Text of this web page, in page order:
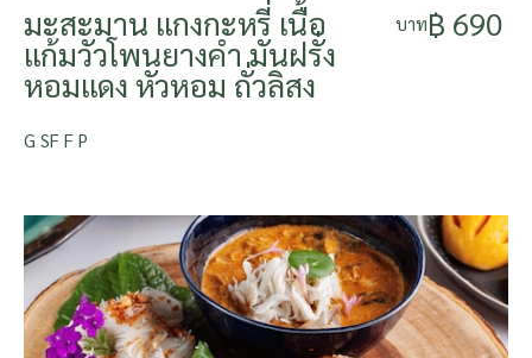
มะสะมาน แกงกะหรี่ เนื้อ
แก้มวัวโพนยางคำ มันฝรั่ง
หอมแดง หัวหอม ถั่วลิสง
บาท฿ 690
G SF F P